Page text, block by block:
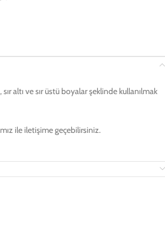
altı ve sır üstü boyalar şeklinde kullanılmak
ile iletişime geçebilirsiniz.